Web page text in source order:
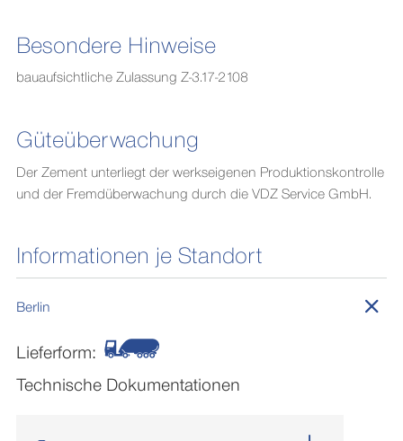
Besondere Hinweise
bauaufsichtliche Zulassung Z-3.17-2108
Güteüberwachung
Der Zement unterliegt der werkseigenen Produktionskontrolle
und der Fremdüberwachung durch die VDZ Service GmbH.
Informationen je Standort
Berlin
Lieferform:
Technische Dokumentationen